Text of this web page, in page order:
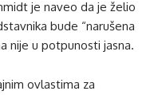
je naveo da je želio
bude “narušena
nije u potpunosti jasna.
ovlastima za